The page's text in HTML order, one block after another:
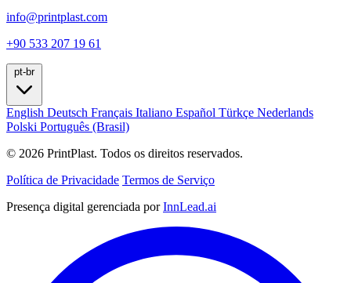
info@printplast.com
+90 533 207 19 61
pt-br
English Deutsch Français Italiano Español Türkçe Nederlands
Polski Português (Brasil)
© 2026 PrintPlast. Todos os direitos reservados.
Política de Privacidade Termos de Serviço
Presença digital gerenciada porInnLead.ai